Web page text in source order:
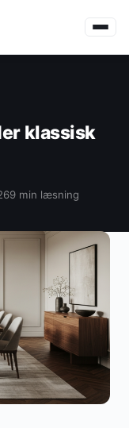
klassisk
9 min læsning